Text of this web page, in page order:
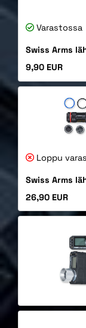
Varastossa
Swiss Arms
Hinta
9,90 EUR
Loppu
Swiss Arms
Hinta
26,90 EUR